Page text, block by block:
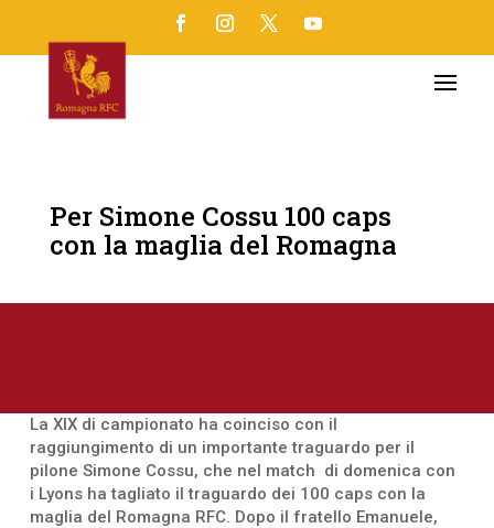
Per Simone Cossu 100 caps
con la maglia del Romagna
La XIX di campionato ha coinciso con il
raggiungimento di un importante traguardo per il
pilone Simone Cossu, che nel match di domenica con
i Lyons ha tagliato il traguardo dei 100 caps con la
maglia del Romagna RFC. Dopo il fratello Emanuele,